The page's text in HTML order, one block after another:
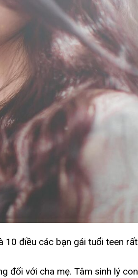
10 điều các bạn gái tuổi teen rất
đối với cha mẹ. Tâm sinh lý con